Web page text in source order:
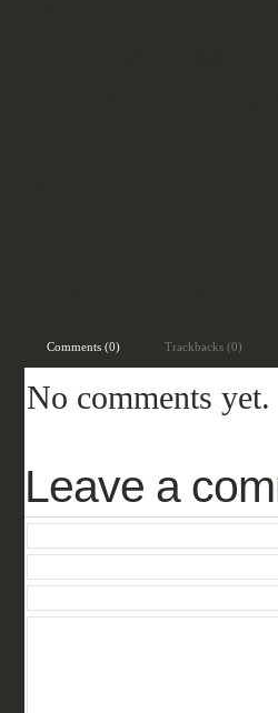
Comments (0) Trackbacks (0)
No comments yet.
Leave a